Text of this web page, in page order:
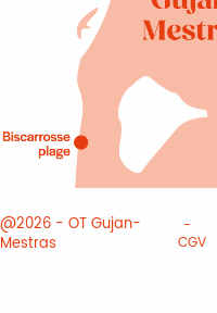
@2026 - OT Gujan-
Mestras
CGV